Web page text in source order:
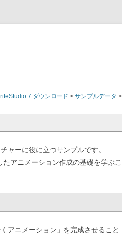
7 ダウンロード > サンプルデータ >
ャーに役に立つサンプルです。
アニメーション作成の基礎を学ぶこ
アニメーション」を完成させること